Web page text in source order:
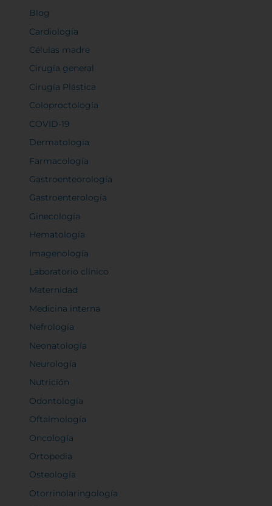
Blog
Cardiología
Células madre
Cirugía general
Cirugía Plástica
Coloproctología
COVID-19
Dermatología
Farmacología
Gastroenteorología
Gastroenterología
Ginecología
Hematología
Imagenología
Laboratorio clínico
Maternidad
Medicina interna
Nefrología
Neonatología
Neurología
Nutrición
Odontología
Oftalmología
Oncología
Ortopedia
Osteología
Otorrinolaringología